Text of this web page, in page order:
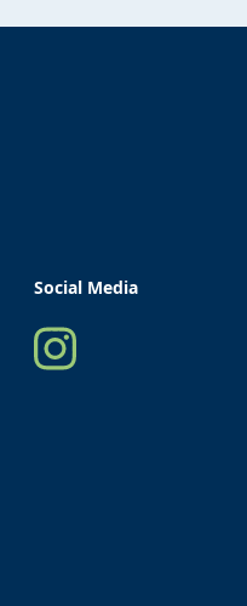
Social Media